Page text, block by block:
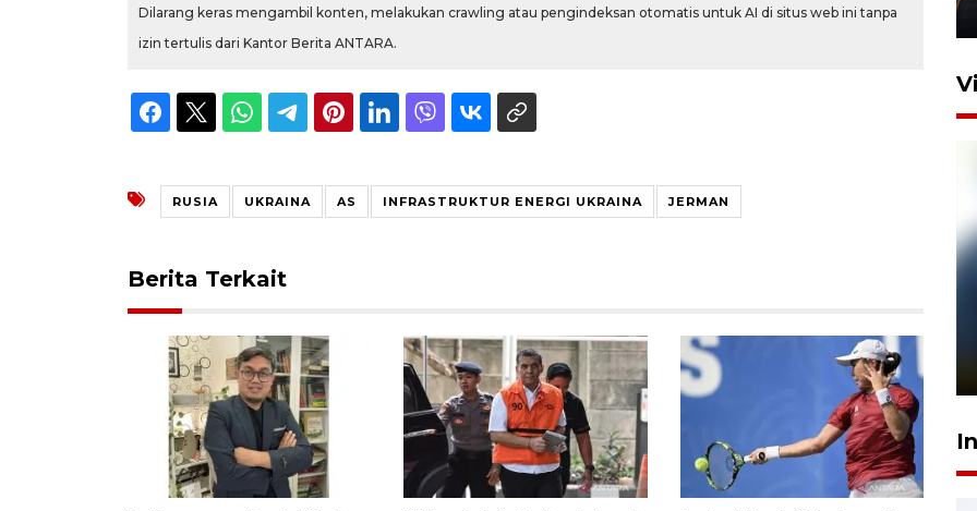
Dilarang keras mengambil konten, melakukan crawling atau pengindeksan otomatis untuk AI di situs web ini tanpa
izin tertulis dari Kantor Berita ANTARA.
RUSIA UKRAINA AS INFRASTRUKTUR ENERGI UKRAINA JERMAN
Berita Terkait
12 Juni 2026 18:49
sampai 8 tahan?
1 Juni 2026 05:47